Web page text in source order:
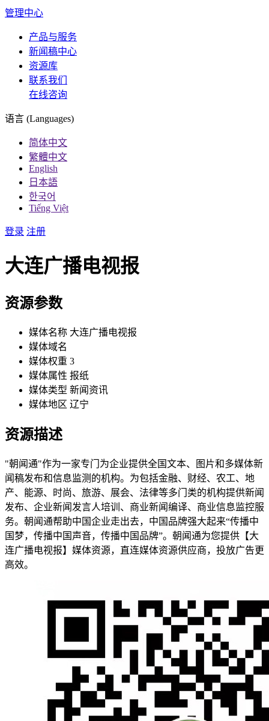
管理中心
产品与服务
新闻稿中心
资源库
联系我们
在线咨询
语言 (Languages)
简体中文
繁體中文
English
日本語
한국어
Tiếng Việt
登录 注册
大连广播电视报
资源参数
媒体名称 大连广播电视报
媒体域名
媒体权重 3
媒体属性 报纸
媒体类型 新闻资讯
媒体地区 辽宁
资源描述
"朝闻通"作为一家专门为企业提供全国文本、图片和多媒体新
闻稿发布和信息监测的机构。为包括金融、财经、农工、地
产、能源、时尚、旅游、展会、法律等多门类的机构提供新闻
发布、企业新闻发言人培训、商业新闻编译、商业信息监控服
务。朝闻通帮助中国企业走出去，中国品牌强大起来“传播中
国梦，传播中国声音，传播中国品牌”。朝闻通为您提供【大
连广播电视报】媒体资源，直连媒体资源供应商，投放广告更
高效。